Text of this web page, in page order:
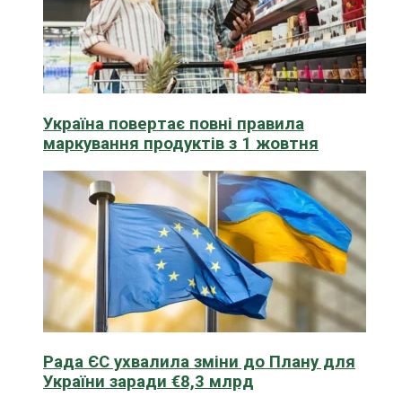
Україна повертає повні правила
маркування продуктів з 1 жовтня
Рада ЄС ухвалила зміни до Плану для
України заради €8,3 млрд